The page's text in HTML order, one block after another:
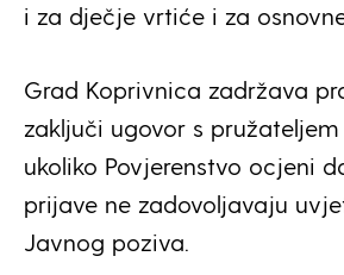
i za dječje vrtiće i za
Grad Koprivnica zadržava
zaključi ugovor s
ukoliko Povjerenstvo ocjeni
prijave ne zadovoljavaju
Javnog poziva.